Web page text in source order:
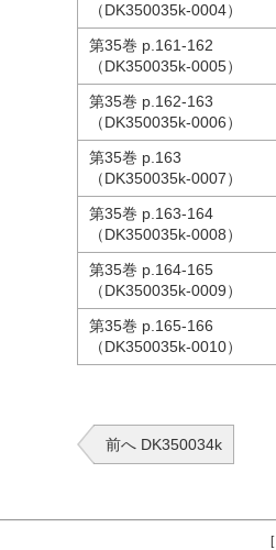
（DK350035k-0004）
第35巻 p.161-162
（DK350035k-0005）
第35巻 p.162-163
（DK350035k-0006）
第35巻 p.163
（DK350035k-0007）
第35巻 p.163-164
（DK350035k-0008）
第35巻 p.164-165
（DK350035k-0009）
第35巻 p.165-166
（DK350035k-0010）
前へ DK350034k
[